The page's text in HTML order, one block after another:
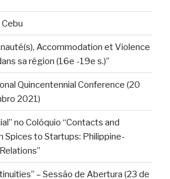
Accommodation et Violence
sa région (16e -19e s.)”
Quincentennial Conference (20
2021)
no Colóquio “Contacts and
Spices to Startups: Philippine-
– Sessão de Abertura (23 de